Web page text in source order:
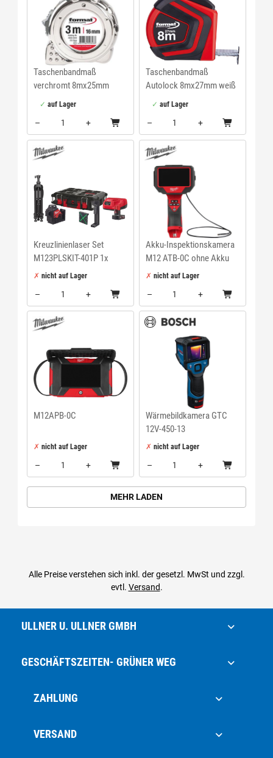
Taschenbandmaß
verchromt 8mx25mm
weiß FORMAT
auf Lager
–
+
Menge: 1
Taschenbandmaß
Autolock 8mx27mm weiß
FORMAT
auf Lager
–
+
Menge: 1
Kreuzlinienlaser Set
M123PLSKIT-401P 1x
12,0V 4Ah Ladegerät
nicht auf Lager
–
+
Menge: 1
Akku-Inspektionskamera
M12 ATB-0C ohne Akku
ohne Ladegerät Koffer
nicht auf Lager
–
+
Menge: 1
M12APB-0C
nicht auf Lager
–
+
Menge: 1
Wärmebildkamera GTC
12V-450-13
nicht auf Lager
–
+
Menge: 1
MEHR LADEN
Alle Preise verstehen sich inkl. der gesetzl. MwSt und zzgl.
evtl. Versand.
ULLNER U. ULLNER GMBH
GESCHÄFTSZEITEN- GRÜNER WEG
ZAHLUNG
VERSAND